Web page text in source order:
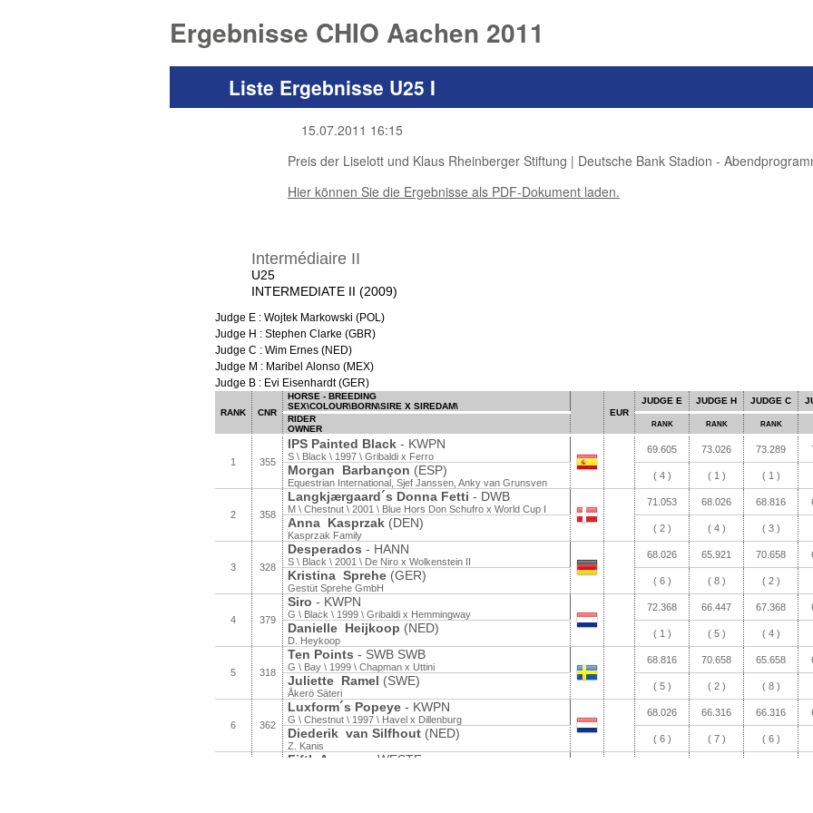
Ergebnisse CHIO Aachen 2011
Liste Ergebnisse U25 I
15.07.2011 16:15
Preis der Liselott und Klaus Rheinberger Stiftung | Deutsche Bank Stadion -
Hier können Sie die Ergebnisse als PDF-Dokument laden.